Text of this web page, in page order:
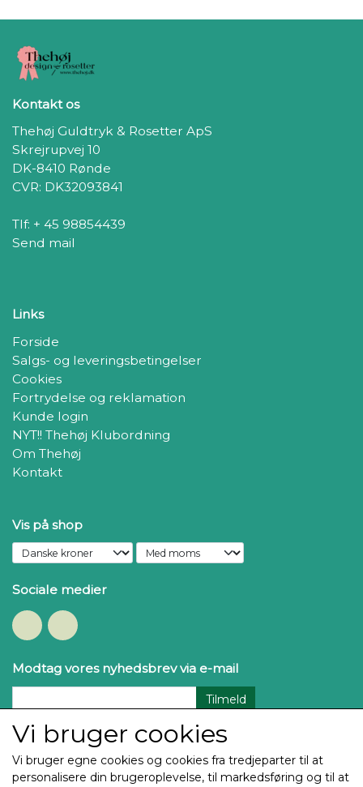
Kontakt os
Thehøj Guldtryk & Rosetter ApS
Skrejrupvej 10
DK-8410 Rønde
CVR: DK32093841
Tlf: + 45 98854439
Send mail
Links
Forside
Salgs- og leveringsbetingelser
Cookies
Fortrydelse og reklamation
Kunde login
NYT!! Thehøj Klubordning
Om Thehøj
Kontakt
Vis på shop
Sociale medier
Modtag vores nyhedsbrev via e-mail
Tilmeld
Vi bruger cookies
Vi bruger egne cookies og cookies fra tredjeparter til at
personalisere din brugeroplevelse, til markedsføring og til at